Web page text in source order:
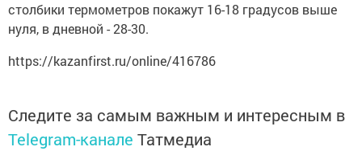
столбики термометров покажут 16-18 градусов выше
нуля, в дневной - 28-30.
https://kazanfirst.ru/online/416786
Следите за самым важным и интересным в
Telegram-канале Татмедиа